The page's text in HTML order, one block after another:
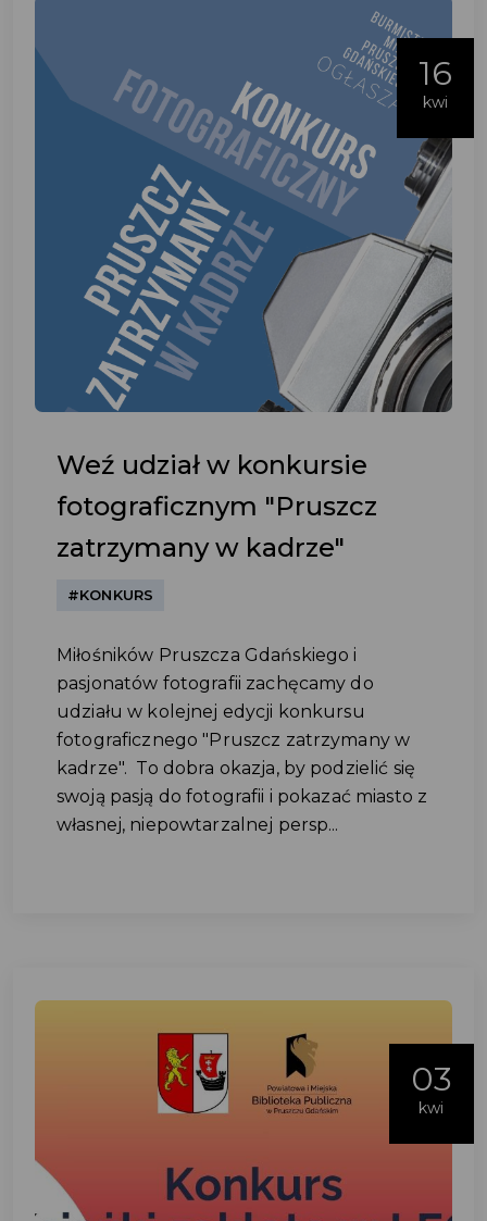
16
kwi
Weź udział w konkursie
fotograficznym "Pruszcz
zatrzymany w kadrze"
#KONKURS
Miłośników Pruszcza Gdańskiego i
pasjonatów fotografii zachęcamy do
udziału w kolejnej edycji konkursu
fotograficznego "Pruszcz zatrzymany w
kadrze". To dobra okazja, by podzielić się
swoją pasją do fotografii i pokazać miasto z
własnej, niepowtarzalnej persp...
03
kwi